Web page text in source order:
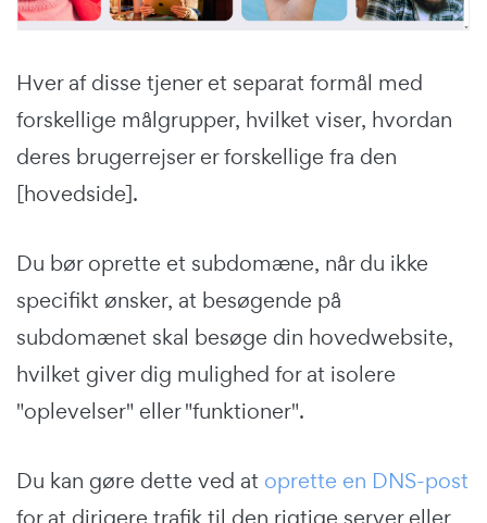
Hver af disse tjener et separat formål med
forskellige målgrupper, hvilket viser, hvordan
deres brugerrejser er forskellige fra den
[hovedside].
Du bør oprette et subdomæne, når du ikke
specifikt ønsker, at besøgende på
subdomænet skal besøge din hovedwebsite,
hvilket giver dig mulighed for at isolere
"oplevelser" eller "funktioner".
Du kan gøre dette ved at oprette en DNS-post
for at dirigere trafik til den rigtige server eller